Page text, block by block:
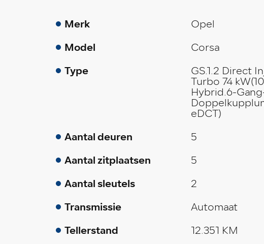
Merk Opel
Model Corsa
Type GS.1.2 Direct
Turbo 74
Hybrid.6-
eDCT)
Aantal deuren 5
Aantal zitplaatsen 5
Aantal sleutels 2
Transmissie Automaat
Tellerstand 12.351 KM